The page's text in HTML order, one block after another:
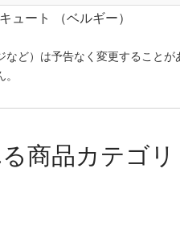
キュート （ベルギー）
ど）は予告なく変更すること
商品カテゴ